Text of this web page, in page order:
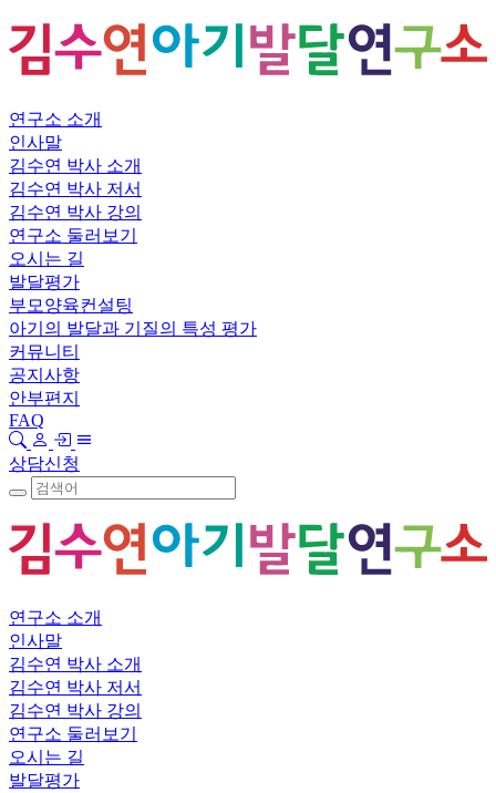
연구소 소개
인사말
김수연 박사 소개
김수연 박사 저서
김수연 박사 강의
연구소 둘러보기
오시는 길
발달평가
부모양육컨설팅
아기의 발달과 기질의 특성 평가
커뮤니티
공지사항
안부편지
FAQ
상담신청
연구소 소개
인사말
김수연 박사 소개
김수연 박사 저서
김수연 박사 강의
연구소 둘러보기
오시는 길
발달평가